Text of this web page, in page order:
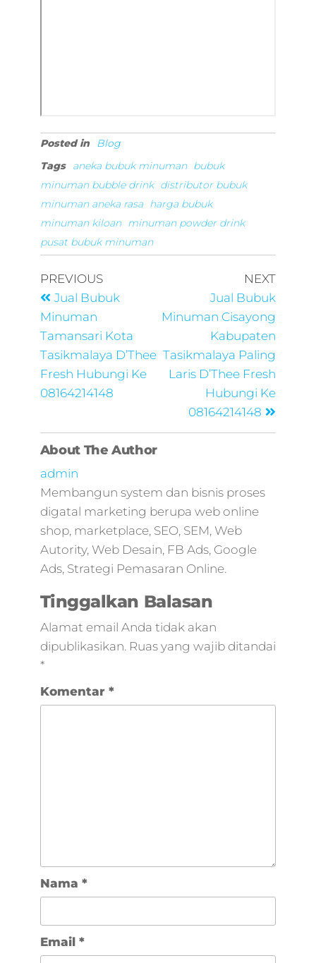
Posted in
Blog
Tags
aneka bubuk minuman bubuk
minuman bubble drink distributor bubuk
minuman aneka rasa harga bubuk
minuman kiloan minuman powder drink
pusat bubuk minuman
PREVIOUS
Jual Bubuk
Minuman
Tamansari Kota
Tasikmalaya D’Thee
Fresh Hubungi Ke
08164214148
NEXT
Jual Bubuk
Minuman Cisayong
Kabupaten
Tasikmalaya Paling
Laris D’Thee Fresh
Hubungi Ke
08164214148
About The Author
admin
Membangun system dan bisnis proses
digatal marketing berupa web online
shop, marketplace, SEO, SEM, Web
Autority, Web Desain, FB Ads, Google
Ads, Strategi Pemasaran Online.
Tinggalkan Balasan
Alamat email Anda tidak akan
dipublikasikan. Ruas yang wajib ditandai
*
Komentar *
Nama *
Email *